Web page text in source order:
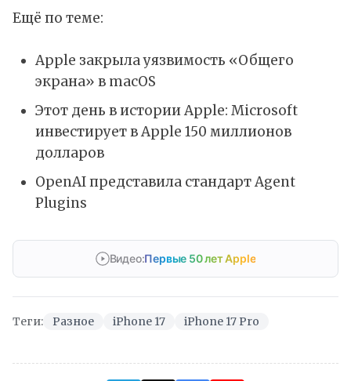
Ещё по теме:
Apple закрыла уязвимость «Общего
экрана» в macOS
Этот день в истории Apple: Microsoft
инвестирует в Apple 150 миллионов
долларов
OpenAI представила стандарт Agent
Plugins
Видео:Первые 50 лет Apple
Теги: Разное iPhone 17 iPhone 17 Pro